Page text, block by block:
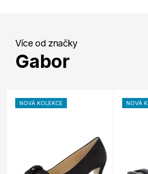
Více od značky
Gabor
NOVÁ KOLEKCE NOVÁ